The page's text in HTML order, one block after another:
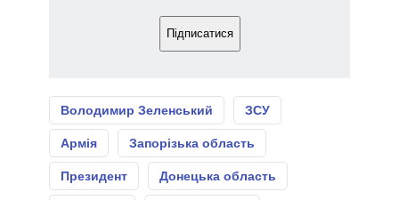
Підписатися
Володимир Зеленський ЗСУ
Армія Запорізька область
Президент Донецька область